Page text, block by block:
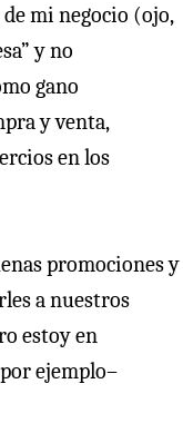
de mi negocio (ojo,
y no
gano
y venta,
en los
promociones y
a nuestros
estoy en
ejemplo–